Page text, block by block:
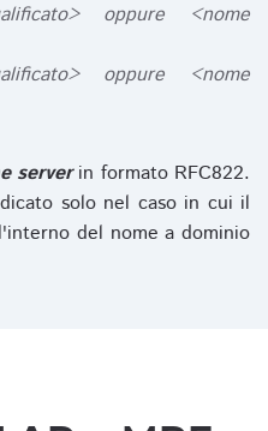
oppure <nome
oppure <nome
serverin formato RFC822.
solo nel caso in cui il
del nome a dominio